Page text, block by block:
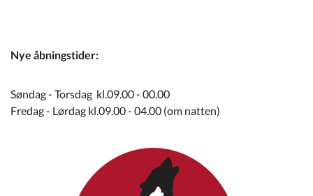
Nye åbningstider:
Søndag - Torsdag kl.09.00 - 00.00
Fredag - Lørdag kl.09.00 - 04.00 (om natten)